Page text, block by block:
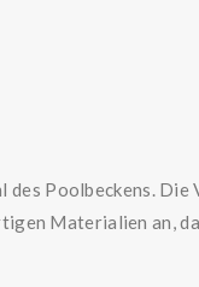
Poolbeckens.
Materialien an,